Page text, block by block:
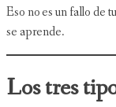
Eso no es un fallo de
se aprende.
Los tres